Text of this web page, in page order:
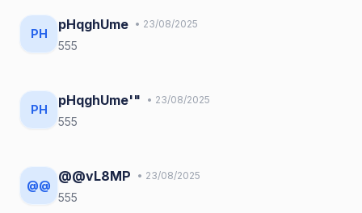
PH
pHqghUme • 23/08/2025
555
PH
pHqghUme'" • 23/08/2025
555
@@
@@vL8MP • 23/08/2025
555